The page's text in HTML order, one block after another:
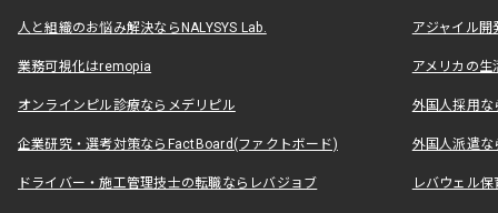
人と組織のお悩み解決ならNALYSYS Lab. アジャイル
業務可視化はremopia アメリカの
オンラインピル診療ならメデリピル 外国人採用
企業研究・選考対策ならFactBoard(ファクトボード) 外国人派遣な
ドライバー・施工管理技士の転職ならレバジョブ レバウェル